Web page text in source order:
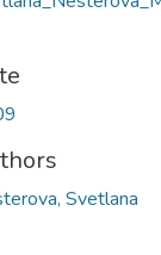
Svetlana